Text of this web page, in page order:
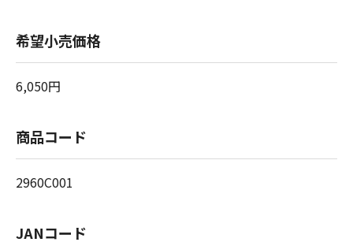
希望小売価格
6,050円
商品コード
2960C001
JANコード